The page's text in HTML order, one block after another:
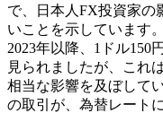
で、日本人FX投資家の
いことを示しています。
2023年以降、1ドル150
見られましたが、これ
相当な影響を及ぼして
の取引が、為替レート